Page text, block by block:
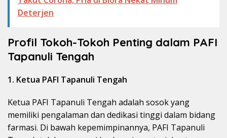
Deterjen
Profil Tokoh-Tokoh Penting dalam PAFI
Tapanuli Tengah
1. Ketua PAFI Tapanuli Tengah
Ketua PAFI Tapanuli Tengah adalah sosok yang
memiliki pengalaman dan dedikasi tinggi dalam bidang
farmasi. Di bawah kepemimpinannya, PAFI Tapanuli